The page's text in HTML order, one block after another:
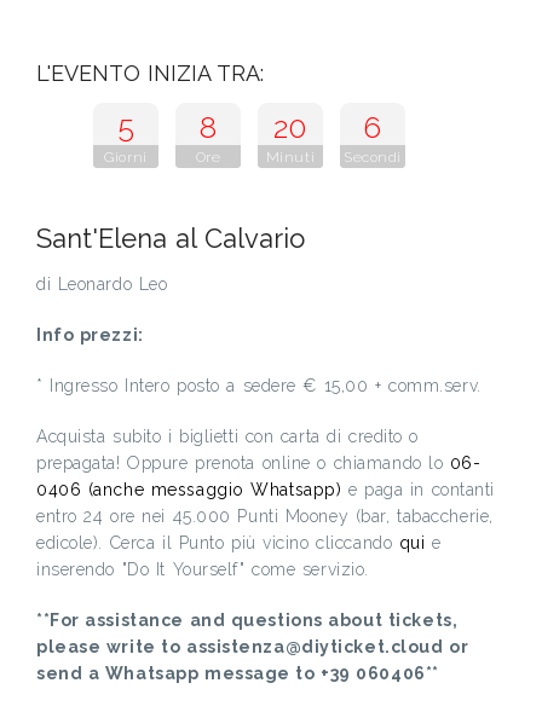
L'EVENTO INIZIA TRA:
5
Giorni
8
Ore
20
Minuti
5
Secondi
Sant'Elena al Calvario
di Leonardo Leo
Info prezzi:
* Ingresso Intero posto a sedere € 15,00 + comm.serv.
Acquista subito i biglietti con carta di credito o
prepagata! Oppure prenota online o chiamando lo 06-
0406 (anche messaggio Whatsapp) e paga in contanti
entro 24 ore nei 45.000 Punti Mooney (bar, tabaccherie,
edicole). Cerca il Punto più vicino cliccando qui e
inserendo "Do It Yourself" come servizio.
**For assistance and questions about tickets,
please write to assistenza@diyticket.cloud or
send a Whatsapp message to +39 060406**